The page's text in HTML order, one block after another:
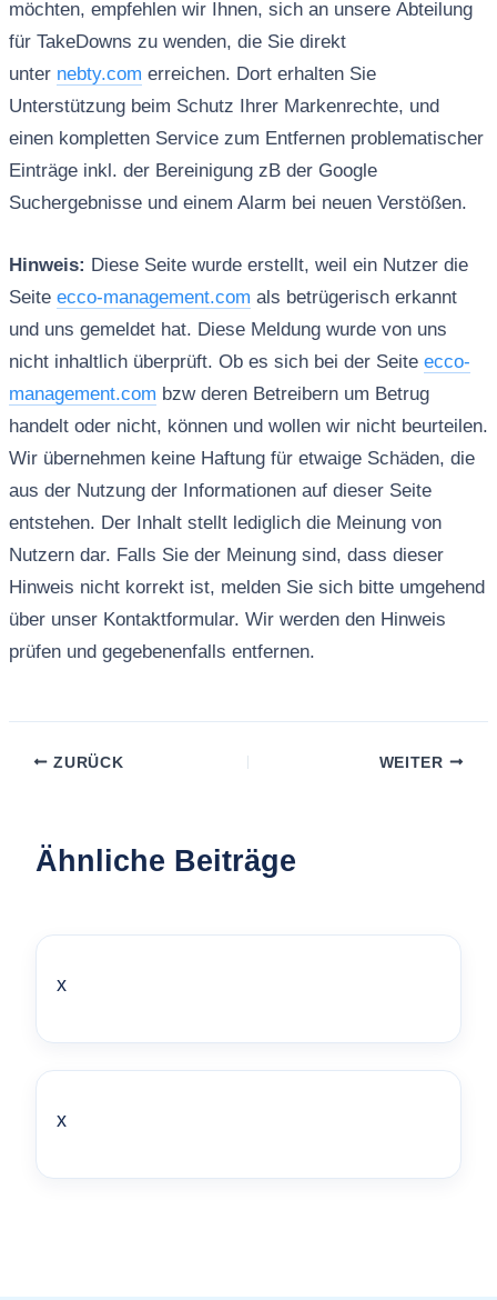
möchten, empfehlen wir Ihnen, sich an unsere Abteilung
für TakeDowns zu wenden, die Sie direkt
unter nebty.com erreichen. Dort erhalten Sie
Unterstützung beim Schutz Ihrer Markenrechte, und
einen kompletten Service zum Entfernen problematischer
Einträge inkl. der Bereinigung zB der Google
Suchergebnisse und einem Alarm bei neuen Verstößen.
Hinweis: Diese Seite wurde erstellt, weil ein Nutzer die
Seite ecco-management.com als betrügerisch erkannt
und uns gemeldet hat. Diese Meldung wurde von uns
nicht inhaltlich überprüft. Ob es sich bei der Seite ecco-
management.com bzw deren Betreibern um Betrug
handelt oder nicht, können und wollen wir nicht beurteilen.
Wir übernehmen keine Haftung für etwaige Schäden, die
aus der Nutzung der Informationen auf dieser Seite
entstehen. Der Inhalt stellt lediglich die Meinung von
Nutzern dar. Falls Sie der Meinung sind, dass dieser
Hinweis nicht korrekt ist, melden Sie sich bitte umgehend
über unser Kontaktformular. Wir werden den Hinweis
prüfen und gegebenenfalls entfernen.
ZURÜCK WEITER
Ähnliche Beiträge
x
x